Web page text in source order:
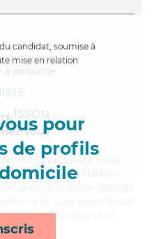
candidat, soumise à
mise en relation
pour
de profils
Issou
Vous
Lina a 5 ans
diplôme d'Aide Médico-
livraison, transports et